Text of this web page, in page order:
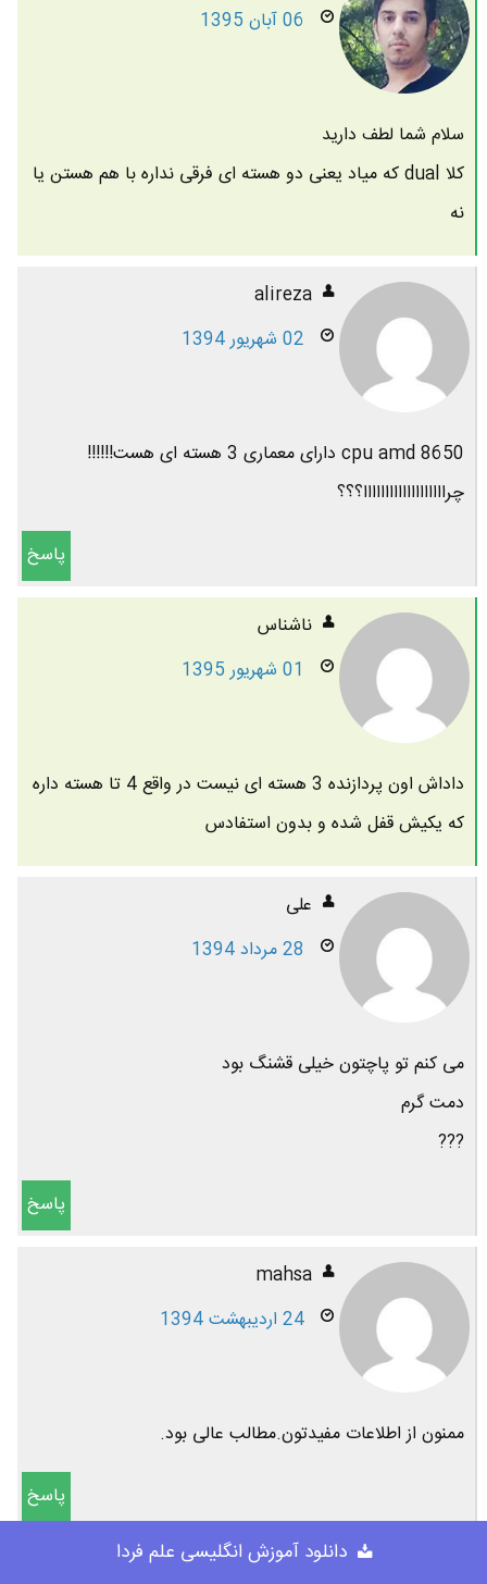
06 آبان 1395
سلام شما لطف دارید
کلا dual که میاد یعنی دو هسته ای فرقی نداره با هم هستن یا
نه
alireza
02 شهریور 1394
cpu amd 8650 دارای معماری 3 هسته ای هست!!!!!!
چرااااااااااااااااااا؟؟؟
پاسخ
ناشناس
01 شهریور 1395
داداش اون پردازنده 3 هسته ای نیست در واقع 4 تا هسته داره
که یکیش قفل شده و بدون استفادس
علی
28 مرداد 1394
می کنم تو پاچتون خیلی قشنگ بود
دمت گرم
???
پاسخ
mahsa
24 اردیبهشت 1394
ممنون از اطلاعات مفیدتون.مطالب عالی بود.
پاسخ
علی
دانلود آموزش انگلیسی علم فردا